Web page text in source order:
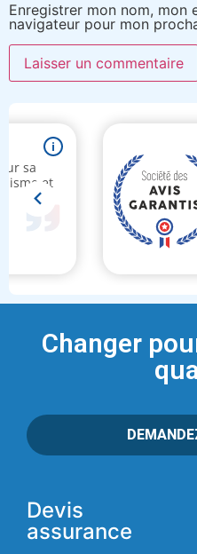
Enregistrer mon nom, mon
navigateur pour mon
Changer
Devis
assurance